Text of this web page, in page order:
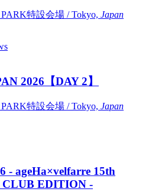
特設会場 / Tokyo, Japan
2026【DAY 2】
特設会場 / Tokyo, Japan
- ageHa×velfarre 15th
CLUB EDITION -